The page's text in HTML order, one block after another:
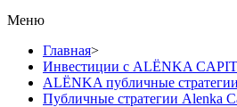
Меню
Главная>
Инвестиции с ALЁNKA
ALЁNKA публичные стратегии
Публичные стратегии Alenka